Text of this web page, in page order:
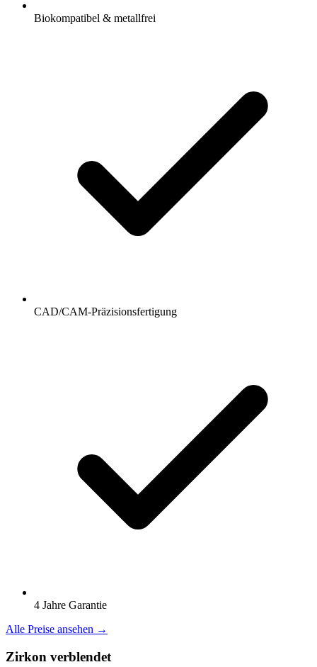
Biokompatibel & metallfrei
CAD/CAM-Präzisionsfertigung
4 Jahre Garantie
Alle Preise ansehen →
Zirkon verblendet